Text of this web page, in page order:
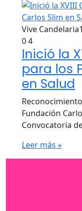
Vive Candelaria
04
Inició la
para los
en Salud
Fundación
Convocatoria
Leer más »